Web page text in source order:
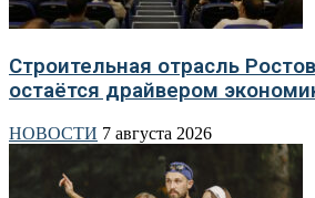
Строительная отрасль
остаётся драйвером
НОВОСТИ 7 августа 2026